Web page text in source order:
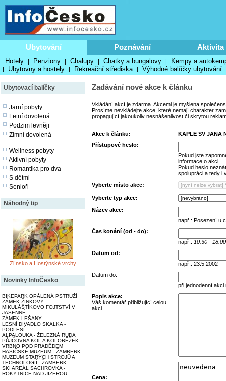
Ubytování Poznávání Aktivita
Hotely | Penziony | Chalupy | Chatky a bungalovy | Kempy a
| Ubytovny a hostely | Rekreační střediska | Výhodné balíčky ubytování
Ubytovací balíčky
Jarní pobyty
Letní dovolená
Podzim levněji
Zimní dovolená
Wellness pobyty
Aktivní pobyty
Romantika pro dva
S dětmi
Senioři
Náhodný tip
Zlínsko a Hostýnské vrchy
Novinky InfoČesko
BIKEPARK OPÁLENÁ PSTRUŽÍ
ZÁMEK ŽINKOVY
MIKULÁŠTÍKOVO FOJTSTVÍ V
JASENNÉ
ZÁMEK LEŠANY
LESNÍ DIVADLO SKALKA -
PODLESÍ
ALPALOUKA - ŽELEZNÁ RUDA
PŮJČOVNA KOL A KOLOBĚŽEK -
VRBNO POD PRADĚDEM
HASIČSKÉ MUZEUM - ŽAMBERK
MUZEUM STARÝCH STROJŮ A
TECHNOLOGIÍ - ŽAMBERK
SKI AREÁL SACHROVKA -
ROKYTNICE NAD JIZEROU
Zadávání nové akce k článku
Vkládání akcí je zdarma. Akcemi je myšlena
Prosíme nevkládejte akce, které nemají charakter
propagující jakoukoliv nesnášenlivost či skrytou
Akce k článku:
KAPLE SV JANA
Přístupové heslo:
Pokud jste
informace o akci.
Pokud heslo
spolupráci a tedy i
Vyberte místo akce:
Vyberte typ akce:
Název akce:
např.: Posezení u
Čas konání (od - do):
např.: 10:30 - 18:00
Datum od:
např.: 23.5.2002
Datum do:
při jednodenní akci
Popis akce:
Váš komentář přibližující celou
akci
Cena: